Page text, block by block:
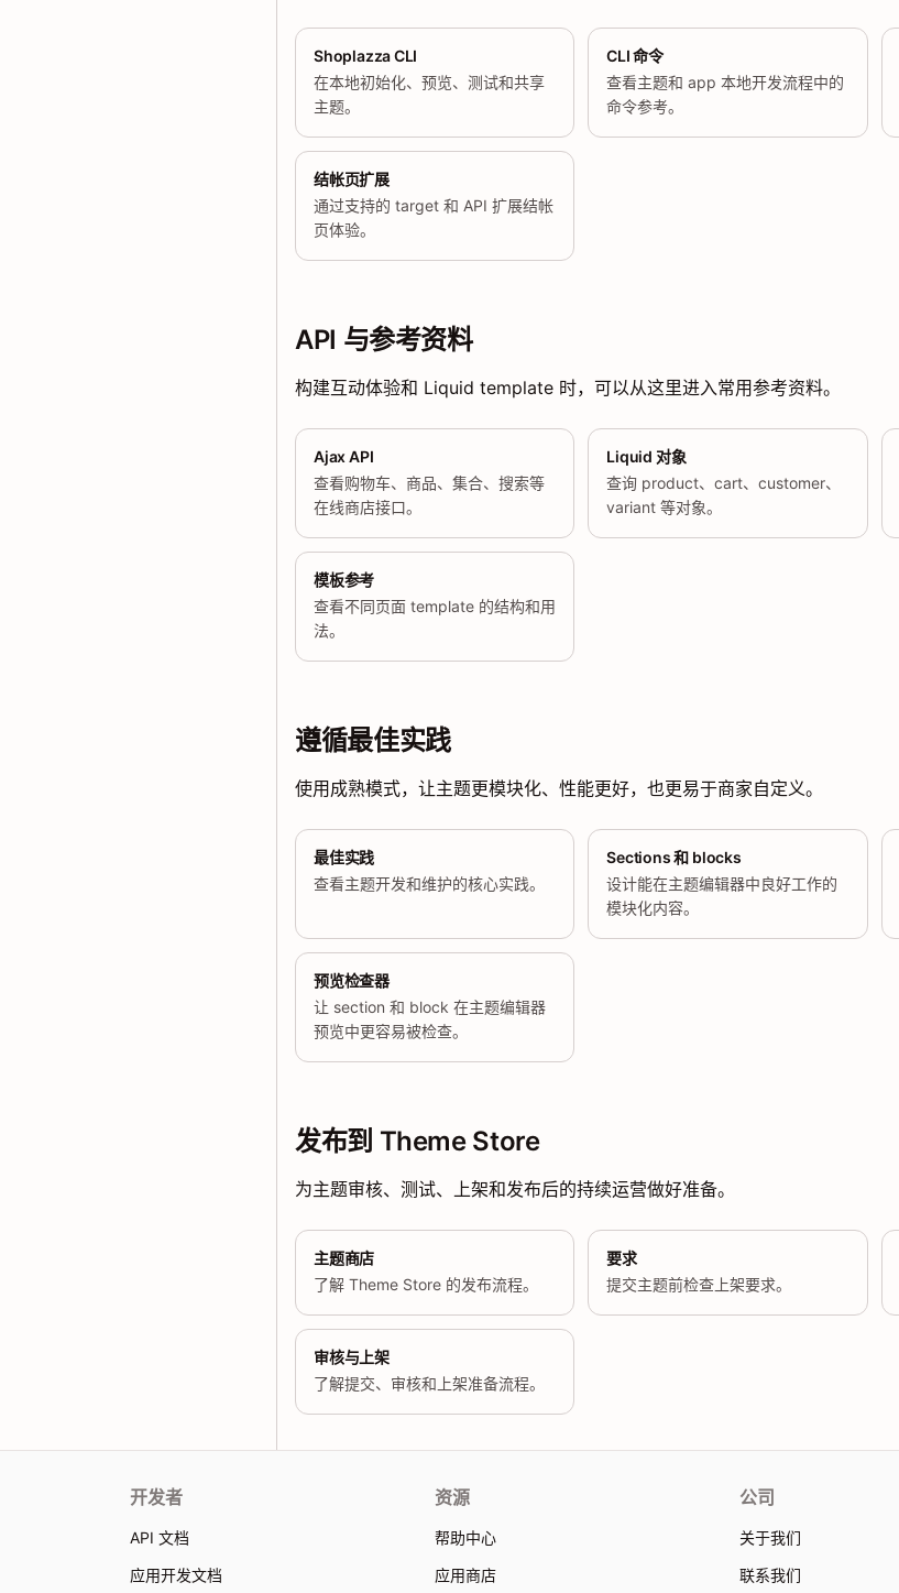
Shoplazza CLI
在本地初始化、预览、测试和共享
主题。
CLI 命令
查看主题和 app 本地开发流程中的
命令参考。
结帐页扩展
通过支持的 target 和 API 扩展结帐
页体验。
API 与参考资料
构建互动体验和 Liquid template 时，可以从这里进入常用参考资料。
Ajax API
查看购物车、商品、集合、搜索等
在线商店接口。
Liquid 对象
查询 product、cart、customer、
variant 等对象。
模板参考
查看不同页面 template 的结构和用
法。
遵循最佳实践
使用成熟模式，让主题更模块化、性能更好，也更易于商家自定义。
最佳实践
查看主题开发和维护的核心实践。
Sections 和 blocks
设计能在主题编辑器中良好工作的
模块化内容。
预览检查器
让 section 和 block 在主题编辑器
预览中更容易被检查。
发布到 Theme Store
为主题审核、测试、上架和发布后的持续运营做好准备。
主题商店
了解 Theme Store 的发布流程。
要求
提交主题前检查上架要求。
审核与上架
了解提交、审核和上架准备流程。
开发者
API 文档
应用开发文档
资源
帮助中心
应用商店
公司
关于我们
联系我们